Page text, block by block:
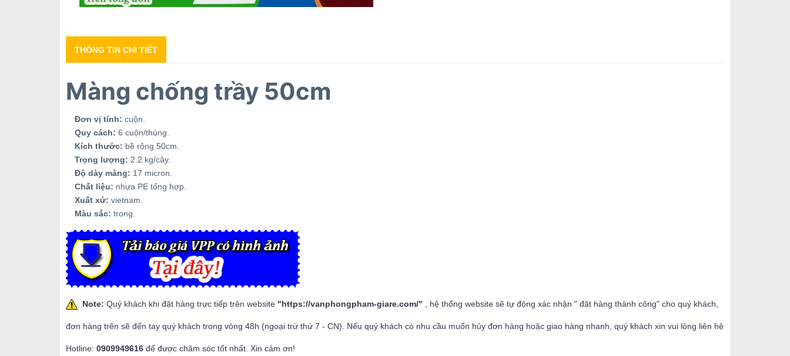
THÔNG TIN CHI TIẾT
Màng chống trầy 50cm
Đơn vị tính: cuộn.
Quy cách: 6 cuộn/thùng.
Kích thước: bề rộng 50cm.
Trọng lượng: 2.2 kg/cây.
Độ dày màng: 17 micron.
Chất liệu: nhựa PE tổng hợp.
Xuất xứ: vietnam.
Màu sắc: trong.
Note: Quý khách khi đặt hàng trực tiếp trên website "https://vanphongpham-giare.com/" , hệ thống website sẽ tự động xác nhận " đặt hàng thành công" cho quý khách,
đơn hàng trên sẽ đến tay quý khách trong vòng 48h (ngoại trừ thứ 7 - CN). Nếu quý khách có nhu cầu muốn hủy đơn hàng hoặc giao hàng nhanh, quý khách xin vui lòng liên hệ
Hotline: 0909949616 để được chăm sóc tốt nhất. Xin cảm ơn!